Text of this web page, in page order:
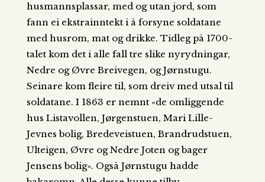
husmannsplassar, med og utan jord, som
fann ei ekstrainntekt i å forsyne soldatane
med husrom, mat og drikke. Tidleg på 1700-
talet kom det i alle fall tre slike nyrydningar,
Nedre og Øvre Breivegen, og Jørnstugu.
Seinare kom fleire til, som dreiv med utsal til
soldatane. I 1863 er nemnt «de omliggende
hus Listavollen, Jørgenstuen, Mari Lille-
Jevnes bolig, Bredeveistuen, Brandrudstuen,
Ulteigen, Øvre og Nedre Joten og bager
Jensens bolig». Også Jørnstugu hadde